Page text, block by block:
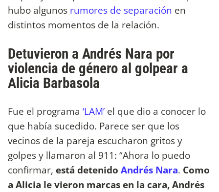
hubo algunos rumores de separación en
distintos momentos de la relación.
Detuvieron a Andrés Nara por
violencia de género al golpear a
Alicia Barbasola
Fue el programa ‘LAM’ el que dio a conocer lo
que había sucedido. Parece ser que los
vecinos de la pareja escucharon gritos y
golpes y llamaron al 911: “Ahora lo puedo
confirmar, está detenido Andrés Nara. Como
a Alicia le vieron marcas en la cara, Andrés